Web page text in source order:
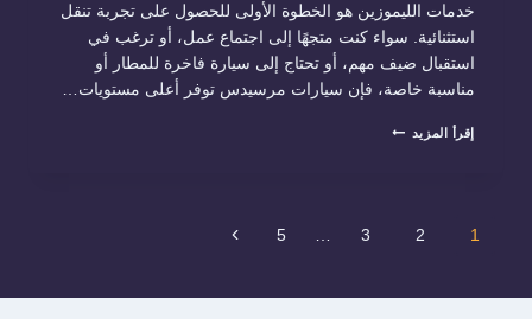
خدمات الليموزين هو الخطوة الأولى للحصول على تجربة تنقل
استثنائية. سواء كنت متجهًا إلى اجتماع عمل، أو ترغب في
استقبال ضيف مهم، أو تحتاج إلى سيارة فاخرة للمطار أو
مناسبة خاصة، فإن سيارات مرسيدس توفر أعلى مستويات…
إقرأ المزيد ايجار
ليموزين
تنقل
الصفحة
1
2
3
…
5
الصفحة